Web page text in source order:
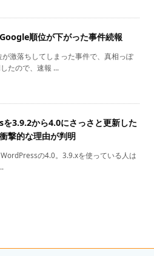
順位が下がった事件続報
激落ちしてしまった事件で、真相っぽ
たので、速報 ...
3.9.2から4.0にさっさと更新した
撃的な理由が判明
の4.0。3.9.xを使っている人は